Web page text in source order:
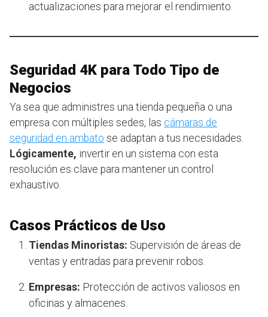
actualizaciones para mejorar el rendimiento.
Seguridad 4K para Todo Tipo de
Negocios
Ya sea que administres una tienda pequeña o una
empresa con múltiples sedes, las cámaras de
seguridad en ambato se adaptan a tus necesidades.
Lógicamente, invertir en un sistema con esta
resolución es clave para mantener un control
exhaustivo.
Casos Prácticos de Uso
Tiendas Minoristas: Supervisión de áreas de
ventas y entradas para prevenir robos.
Empresas: Protección de activos valiosos en
oficinas y almacenes.